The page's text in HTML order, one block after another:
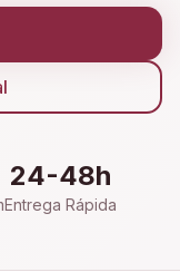
24-48h
Entrega Rápida